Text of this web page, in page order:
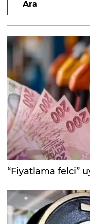
“Fiyatlama felci”